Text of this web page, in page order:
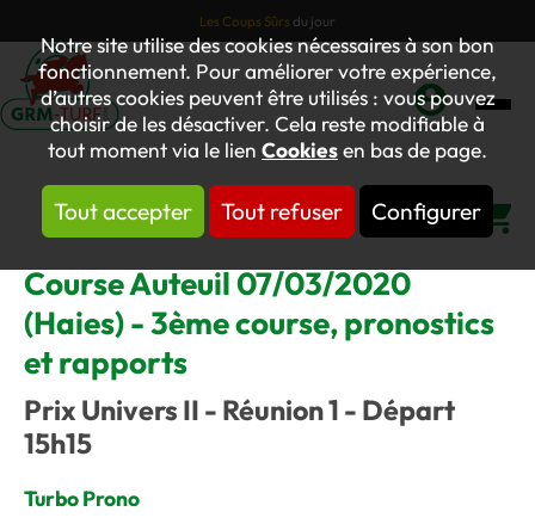
Notre site utilise des cookies nécessaires à son bon
fonctionnement. Pour améliorer votre expérience,
d’autres cookies peuvent être utilisés : vous pouvez
choisir de les désactiver. Cela reste modifiable à
tout moment via le lien Cookiesen bas de page.
Tout accepter Tout refuser Configurer
Les Coups Sûrs du jour
Mon
compte
Course Auteuil 07/03/2020
(Haies) - 3ème course, pronostics
et rapports
Prix Univers II - Réunion 1 - Départ
15h15
Turbo Prono